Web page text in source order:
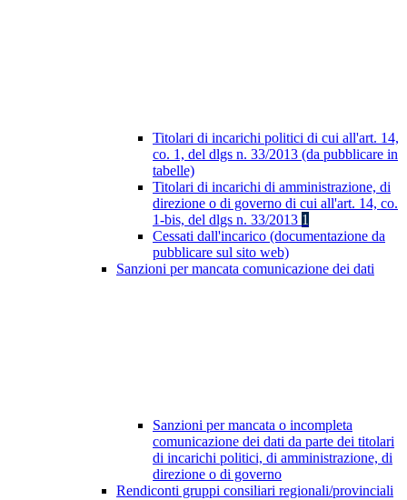
Titolari di incarichi politici di cui all'art. 14,
co. 1, del dlgs n. 33/2013 (da pubblicare in
tabelle)
Titolari di incarichi di amministrazione, di
direzione o di governo di cui all'art. 14, co.
1-bis, del dlgs n. 33/2013 1
Cessati dall'incarico (documentazione da
pubblicare sul sito web)
Sanzioni per mancata comunicazione dei dati
Sanzioni per mancata o incompleta
comunicazione dei dati da parte dei titolari
di incarichi politici, di amministrazione, di
direzione o di governo
Rendiconti gruppi consiliari regionali/provinciali